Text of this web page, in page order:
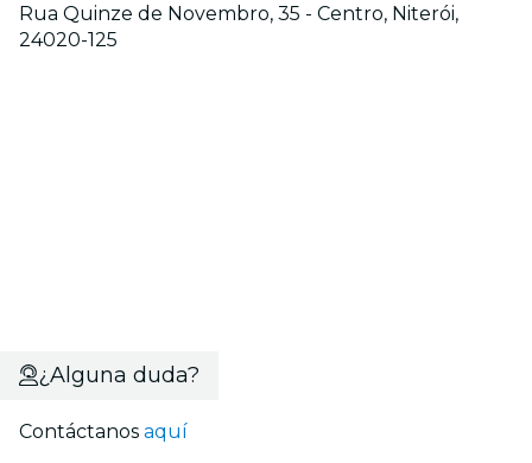
Rua Quinze de Novembro, 35 - Centro, Niterói,
24020-125
¿Alguna duda?
Contáctanos aquí